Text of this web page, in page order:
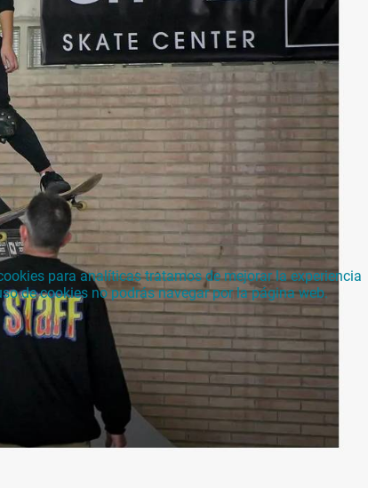
para analíticas tratamos de mejorar la experiencia
de cookies no podrás navegar por la página web.